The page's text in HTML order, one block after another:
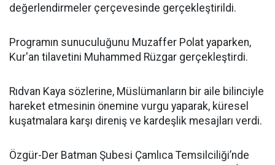
değerlendirmeler çerçevesinde gerçekleştirildi.
Programın sunuculuğunu Muzaffer Polat yaparken,
Kur'an tilavetini Muhammed Rüzgar gerçekleştirdi.
Rıdvan Kaya sözlerine, Müslümanların bir aile bilinciyle
hareket etmesinin önemine vurgu yaparak, küresel
kuşatmalara karşı direniş ve kardeşlik mesajları verdi.
Özgür-Der Batman Şubesi Çamlıca Temsilciliği’nde